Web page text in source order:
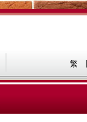
繁